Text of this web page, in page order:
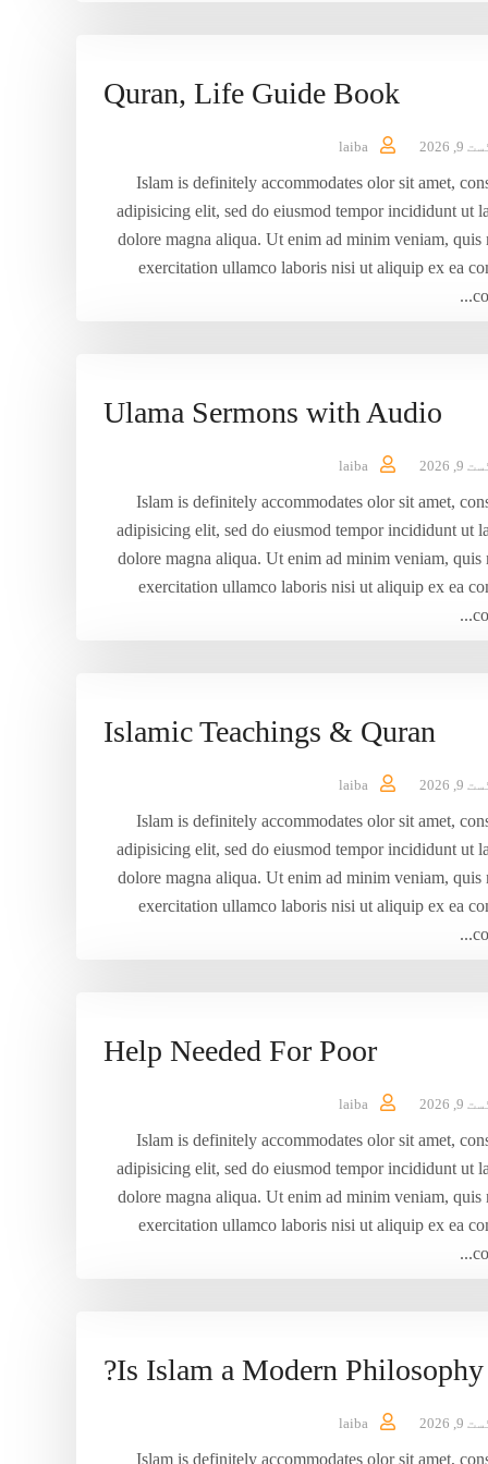
Quran, Life Guide Book
2026
laiba
Islam is definitely accommodates olor sit amet,
adipisicing elit, sed do eiusmod tempor incididunt ut
dolore magna aliqua. Ut enim ad minim veniam, quis
exercitation ullamco laboris nisi ut aliquip ex ea
Ulama Sermons with Audio
2026
laiba
Islam is definitely accommodates olor sit amet,
adipisicing elit, sed do eiusmod tempor incididunt ut
dolore magna aliqua. Ut enim ad minim veniam, quis
exercitation ullamco laboris nisi ut aliquip ex ea
Islamic Teachings & Quran
2026
laiba
Islam is definitely accommodates olor sit amet,
adipisicing elit, sed do eiusmod tempor incididunt ut
dolore magna aliqua. Ut enim ad minim veniam, quis
exercitation ullamco laboris nisi ut aliquip ex ea
Help Needed For Poor
2026
laiba
Islam is definitely accommodates olor sit amet,
adipisicing elit, sed do eiusmod tempor incididunt ut
dolore magna aliqua. Ut enim ad minim veniam, quis
exercitation ullamco laboris nisi ut aliquip ex ea
Is Islam a Modern Philosophy?
2026
laiba
Islam is definitely accommodates olor sit amet,